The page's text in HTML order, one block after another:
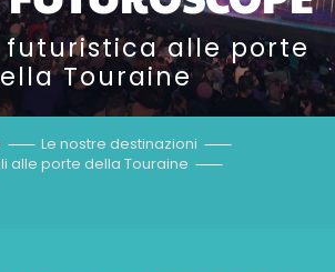
futuristica alle porte
Touraine
Le nostre destinazioni
alle porte della Touraine